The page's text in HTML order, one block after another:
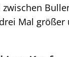
Mal größer